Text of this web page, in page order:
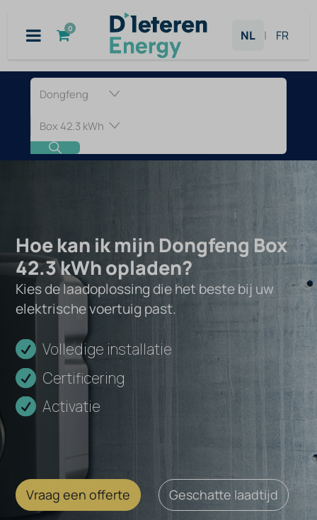
0 NL | FR
Laadpaal
voor
Dongfeng
42.3
kWh
Hoe kan ik mijn Dongfeng Box
42.3 kWh opladen?
Kies de laadoplossing die het beste bij uw
elektrische voertuig past.
Volledige installatie
Certificering
Activatie
Vraag een offerte Geschatte laadtijd